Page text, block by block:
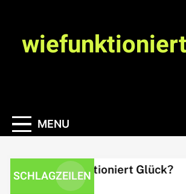
content
MENU
SCHLAGZEILEN
Wie funktioniert Glück?
2 days ago